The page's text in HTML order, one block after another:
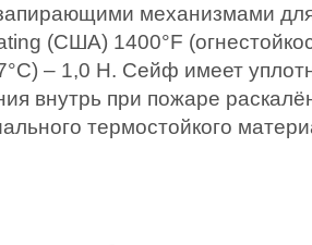
механизмами
(США) 1400°F
– 1,0 H. Сейф имеет
внутрь при пожаре
термостойкого